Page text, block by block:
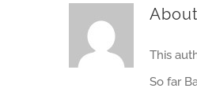
About
This
So far